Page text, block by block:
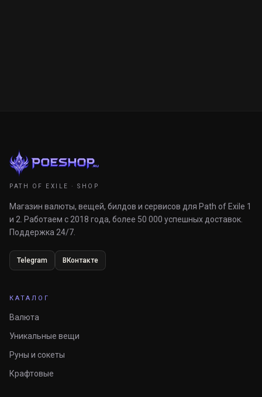
PATH OF EXILE · SHOP
Магазин валюты, вещей, билдов и сервисов для Path of Exile 1
и 2. Работаем с 2018 года, более 50 000 успешных доставок.
Поддержка 24/7.
Telegram ВКонтакте
КАТАЛОГ
Валюта
Уникальные вещи
Руны и сокеты
Крафтовые